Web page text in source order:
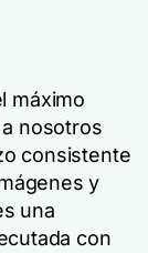
máximo
nosotros
consistente
y
una
con